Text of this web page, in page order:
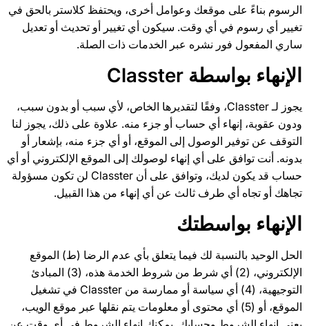
الرسوم بناءً على موقعك وعوامل أخرى، ويحتفظ كلاستر بالحق في
تغيير أي رسوم في أي وقت. سيكون أي تغيير أو تحديث أو تعديل
ساري المفعول فور نشره عبر الخدمات ذات الصلة.
الإنهاء بواسطة Classter
يجوز لـ Classter، وفقًا لتقديرها الخاص، لأي سبب أو بدون سبب،
ودون عقوبة، إنهاء أي حساب أو جزء منه. علاوة على ذلك، يجوز لنا
التوقف عن توفير الوصول إلى الموقع، أو أي جزء منه، بإشعار أو
بدونه. أنت توافق على أي إنهاء لوصولك إلى الموقع الإلكتروني أو أي
حساب قد يكون لديك، وتوافق على أن Classter لن تكون مسؤولة
تجاهك أو تجاه أي طرف ثالث عن أي إنهاء من هذا القبيل.
الإنهاء بواسطتك
الحل الوحيد بالنسبة لك فيما يتعلق بأي عدم الرضا (ط) الموقع
الإلكتروني، (2) أي شرط من شروط الخدمة هذه، (3) المبادئ
التوجيهية، (4) أي سياسة أو ممارسة من Classter في تشغيل
الموقع، أو (5) أي محتوى أو معلومات يتم نقلها عبر موقع الويب،